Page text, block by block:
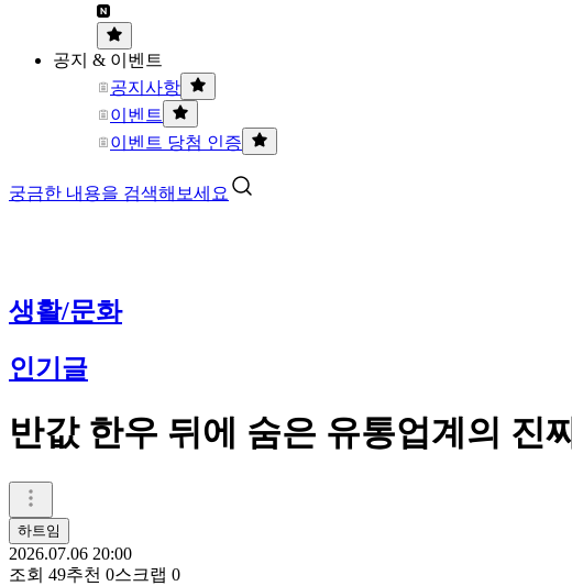
공지 & 이벤트
공지사항
이벤트
이벤트 당첨 인증
궁금한 내용을 검색해보세요
생활/문화
인기글
반값 한우 뒤에 숨은 유통업계의 진
하트임
2026.07.06 20:00
조회 49추천 0스크랩 0